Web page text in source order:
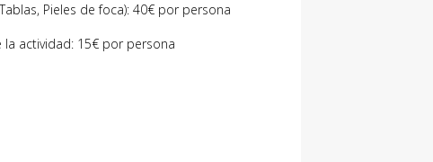
Pieles de foca): 40€ por persona
actividad: 15€ por persona